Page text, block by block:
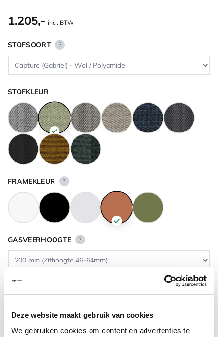
Deze website maakt gebruik van cookies
We gebruiken cookies om content en advertenties te
1.205,- incl. BTW
STOFSOORT ?
STOFKLEUR
FRAMEKLEUR ?
GASVEERHOOGTE ?